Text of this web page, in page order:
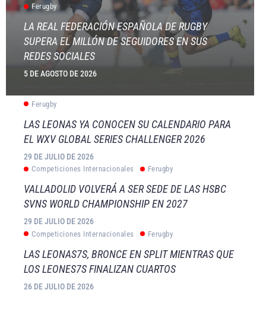
Ferugby
LA REAL FEDERACIÓN ESPAÑOLA DE RUGBY
SUPERA EL MILLÓN DE SEGUIDORES EN SUS
REDES SOCIALES
5 DE AGOSTO DE 2026
Ferugby
LAS LEONAS YA CONOCEN SU CALENDARIO PARA
EL WXV GLOBAL SERIES CHALLENGER 2026
29 DE JULIO DE 2026
Competiciones Internacionales Ferugby
VALLADOLID VOLVERÁ A SER SEDE DE LAS HSBC
SVNS WORLD CHAMPIONSHIP EN 2027
29 DE JULIO DE 2026
Competiciones Internacionales Ferugby
LAS LEONAS7S, BRONCE EN SPLIT MIENTRAS QUE
LOS LEONES7S FINALIZAN CUARTOS
26 DE JULIO DE 2026